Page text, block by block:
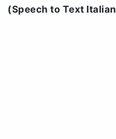
(Speech to Text